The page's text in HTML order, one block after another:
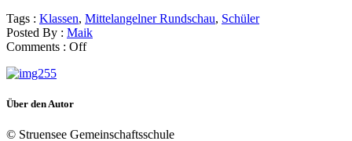
Tags : Klassen, Mittelangelner Rundschau, Schüler
Posted By : Maik
Comments : Off
Über den Autor
© Struensee Gemeinschaftsschule